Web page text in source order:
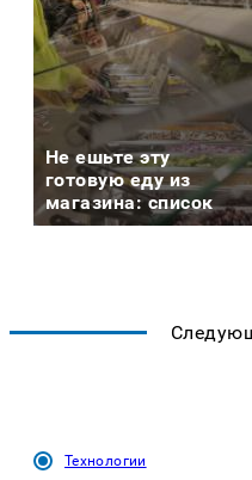
Не ешьте эту
готовую еду из
магазина: список
Технологии